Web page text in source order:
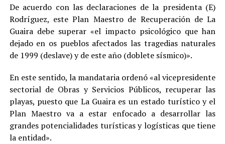
De acuerdo con las declaraciones de la presidenta (E)
Rodríguez, este Plan Maestro de Recuperación de La
Guaira debe superar «el impacto psicológico que han
dejado en os pueblos afectados las tragedias naturales
de 1999 (deslave) y de este año (doblete sísmico)».
En este sentido, la mandataria ordenó «al vicepresidente
sectorial de Obras y Servicios Públicos, recuperar las
playas, puesto que La Guaira es un estado turístico y el
Plan Maestro va a estar enfocado a desarrollar las
grandes potencialidades turísticas y logísticas que tiene
la entidad».